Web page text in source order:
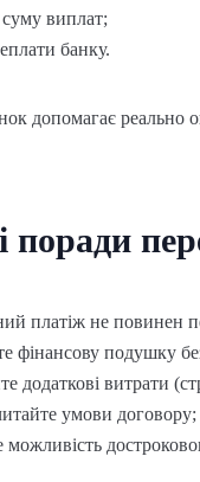
суму виплат;
банку.
допомагає реально
поради
платіж не повинен
фінансову подушку
додаткові витрати
умови договору;
можливість